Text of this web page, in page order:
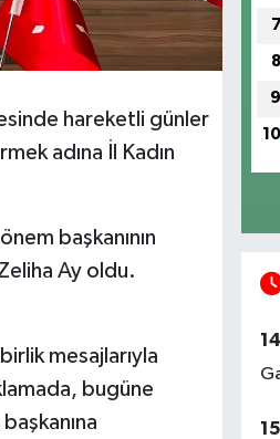
hareketli günler
adına İl Kadın
başkanının
Ay oldu.
mesajlarıyla
bugüne
7
8
9
10